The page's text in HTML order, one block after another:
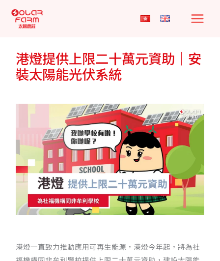
港燈提供上限二十萬元資助｜安
裝太陽能光伏系統
港燈一直致力推動應用可再生能源，港燈今年起，將為社